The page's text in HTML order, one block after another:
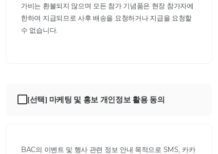
가비는 환불되지 않으며 모든 참가 기념품은 현장 참가자에
한하여 지급되므로 사후 배송을 요청하거나 지급을 요청할
수 없습니다.
[선택] 마케팅 및 홍보 개인정보 활용 동의
BAC의 이벤트 및 행사 관련 정보 안내 목적으로 SMS, 카카